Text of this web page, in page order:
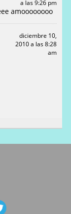
a las 9:26 pm
amoooooooo
diciembre 10,
2010 a las 8:28
am